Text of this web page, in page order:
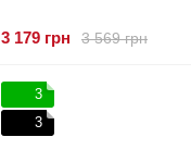
3 569 грн
3 179 грн
3
3